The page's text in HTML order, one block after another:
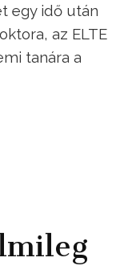
egy idő után
az ELTE
tanára a